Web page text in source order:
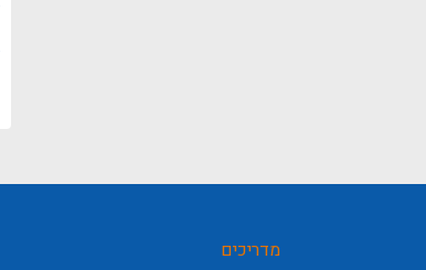
מדריכים